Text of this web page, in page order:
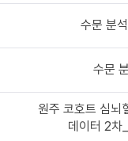
수문 분
수문
원주 코호트 심뇌
데이터 2차